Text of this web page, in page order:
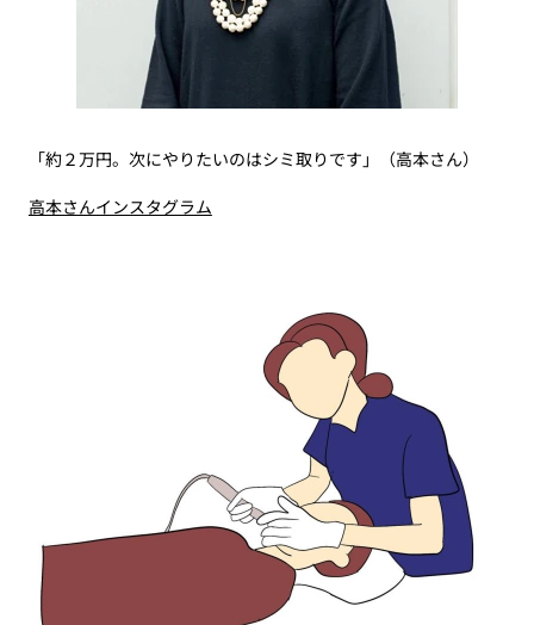
「約２万円。次にやりたいのはシミ取りです」（高本さん）
高本さんインスタグラム